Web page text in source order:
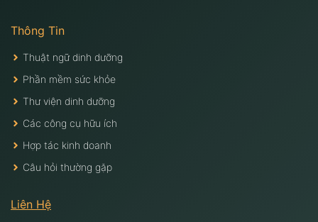
Thông Tin
Thuật ngữ dinh dưỡng
Phần mềm sức khỏe
Thư viện dinh dưỡng
Các công cụ hữu ích
Hợp tác kinh doanh
Câu hỏi thường gặp
Liên Hệ